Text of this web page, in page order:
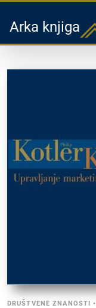
Arka knjiga
DRUŠTVENE ZNANOSTI •